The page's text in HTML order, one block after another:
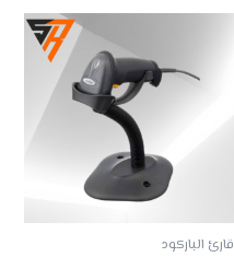
قارئ الباركود